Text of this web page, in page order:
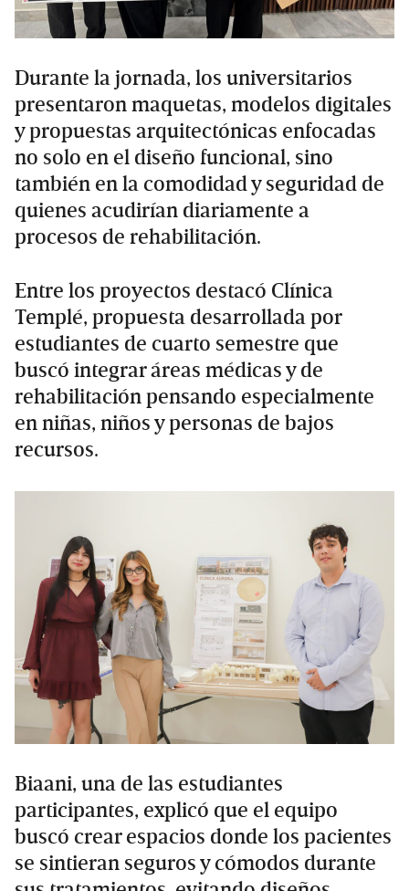
Durante la jornada, los universitarios
presentaron maquetas, modelos digitales
y propuestas arquitectónicas enfocadas
no solo en el diseño funcional, sino
también en la comodidad y seguridad de
quienes acudirían diariamente a
procesos de rehabilitación.
Entre los proyectos destacó Clínica
Templé, propuesta desarrollada por
estudiantes de cuarto semestre que
buscó integrar áreas médicas y de
rehabilitación pensando especialmente
en niñas, niños y personas de bajos
recursos.
Biaani, una de las estudiantes
participantes, explicó que el equipo
buscó crear espacios donde los pacientes
se sintieran seguros y cómodos durante